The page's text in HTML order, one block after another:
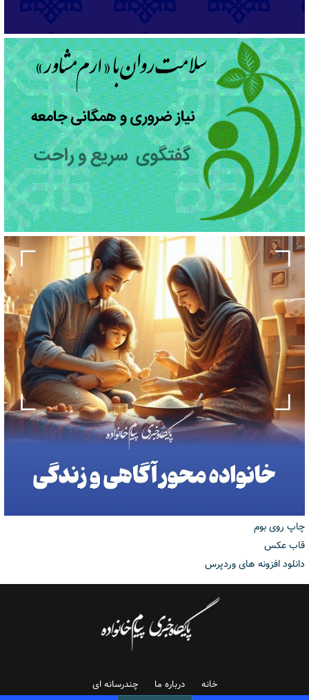
چاپ روی بوم
قاب عکس
دانلود افزونه های وردپرس
خانه درباره ما چندرسانه ای